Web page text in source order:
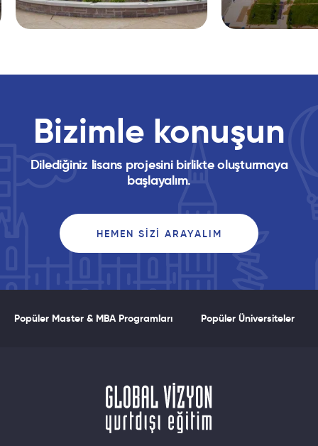
Bizimle konuşun
Dilediğiniz lisans projesini birlikte oluşturmaya
başlayalım.
HEMEN SIZI ARAYALIM
Popüler Master & MBA Programları Popüler Üniversiteler